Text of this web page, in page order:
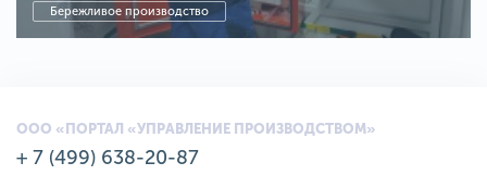
Бережливое производство
ООО «ПОРТАЛ «УПРАВЛЕНИЕ ПРОИЗВОДСТВОМ»
+ 7 (499) 638-20-87